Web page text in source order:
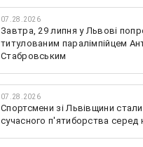
07.28.2026
Завтра, 29 липня у Львові
титулованим паралімпійцем
Стабровським
07.28.2026
Спортсмени зі Львівщини
сучасного п'ятиборства серед